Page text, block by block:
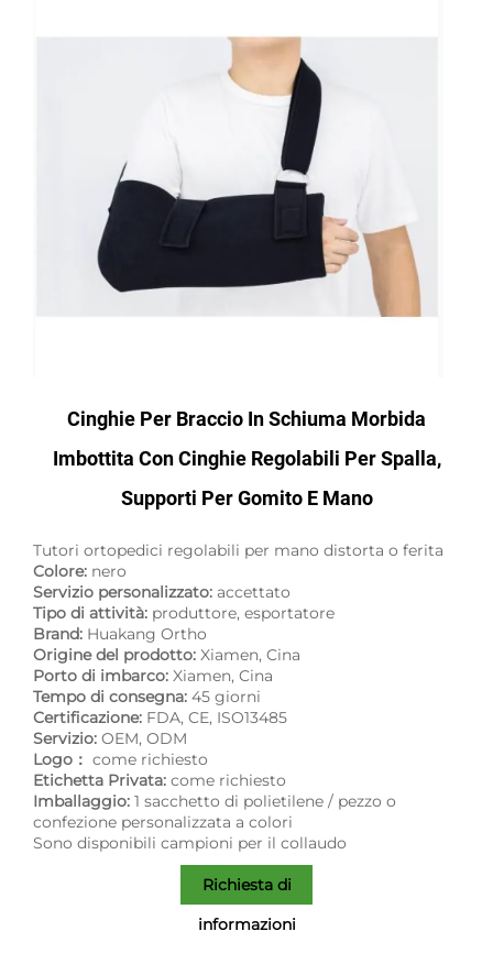
Cinghie Per Braccio In Schiuma Morbida
Imbottita Con Cinghie Regolabili Per Spalla,
Supporti Per Gomito E Mano
Tutori ortopedici regolabili per mano distorta o ferita
Colore: nero
Servizio personalizzato: accettato
Tipo di attività: produttore, esportatore
Brand: Huakang Ortho
Origine del prodotto: Xiamen, Cina
Porto di imbarco: Xiamen, Cina
Tempo di consegna: 45 giorni
Certificazione: FDA, CE, ISO13485
Servizio: OEM, ODM
Logo： come richiesto
Etichetta Privata: come richiesto
Imballaggio: 1 sacchetto di polietilene / pezzo o
confezione personalizzata a colori
Sono disponibili campioni per il collaudo
Richiesta di
informazioni